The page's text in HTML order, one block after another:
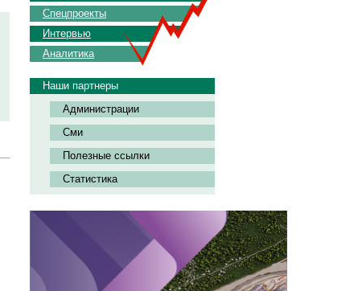
Спецпроекты
Интервью
Аналитика
Наши партнеры
Администрации
Сми
Полезные ссылки
Статистика